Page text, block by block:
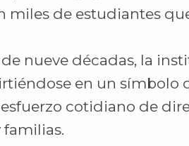
miles de estudiantes
nueve décadas, la
en un símbolo
cotidiano de
familias.